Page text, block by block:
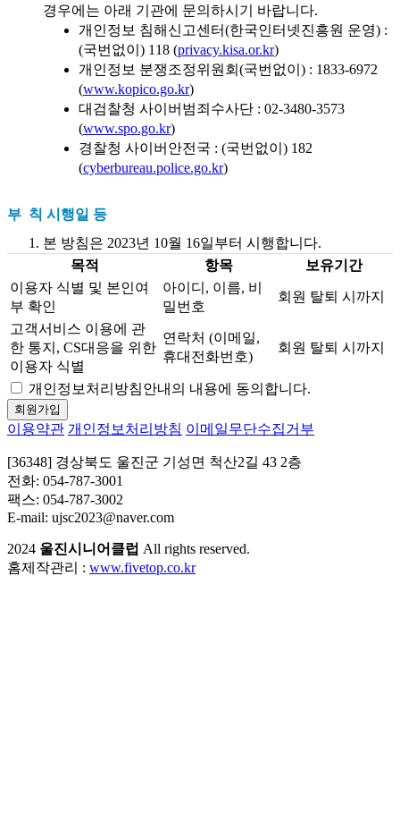
경우에는 아래 기관에 문의하시기 바랍니다.
개인정보 침해신고센터(한국인터넷진흥원 운영) :
(국번없이) 118 (privacy.kisa.or.kr)
개인정보 분쟁조정위원회(국번없이) : 1833-6972
(www.kopico.go.kr)
대검찰청 사이버범죄수사단 : 02-3480-3573
(www.spo.go.kr)
경찰청 사이버안전국 : (국번없이) 182
(cyberbureau.police.go.kr)
부 칙 시행일 등
본 방침은 2023년 10월 16일부터 시행합니다.
목적
항목
보유기간
이용자 식별 및 본인여
부 확인
아이디, 이름, 비
밀번호
회원 탈퇴 시까지
고객서비스 이용에 관
한 통지, CS대응을 위한
이용자 식별
연락처 (이메일,
휴대전화번호)
회원 탈퇴 시까지
개인정보처리방침안내의 내용에 동의합니다.
회원가입
이용약관 개인정보처리방침 이메일무단수집거부
[36348] 경상북도 울진군 기성면 척산2길 43 2층
전화: 054-787-3001
팩스: 054-787-3002
E-mail: ujsc2023@naver.com
2024 울진시니어클럽 All rights reserved.
홈제작관리 : www.fivetop.co.kr